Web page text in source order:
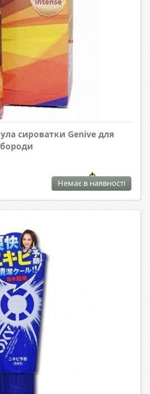
сироватки Genive для
бороди
Немає в наявності